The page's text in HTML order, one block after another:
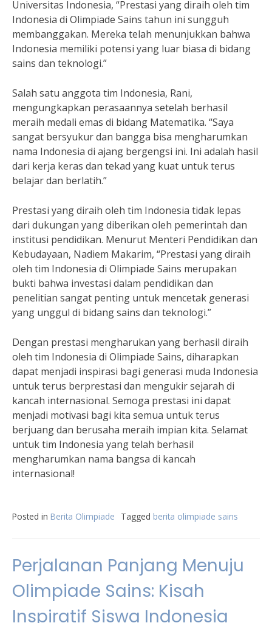
Universitas Indonesia, “Prestasi yang diraih oleh tim
Indonesia di Olimpiade Sains tahun ini sungguh
membanggakan. Mereka telah menunjukkan bahwa
Indonesia memiliki potensi yang luar biasa di bidang
sains dan teknologi.”
Salah satu anggota tim Indonesia, Rani,
mengungkapkan perasaannya setelah berhasil
meraih medali emas di bidang Matematika. “Saya
sangat bersyukur dan bangga bisa mengharumkan
nama Indonesia di ajang bergengsi ini. Ini adalah hasil
dari kerja keras dan tekad yang kuat untuk terus
belajar dan berlatih.”
Prestasi yang diraih oleh tim Indonesia tidak lepas
dari dukungan yang diberikan oleh pemerintah dan
institusi pendidikan. Menurut Menteri Pendidikan dan
Kebudayaan, Nadiem Makarim, “Prestasi yang diraih
oleh tim Indonesia di Olimpiade Sains merupakan
bukti bahwa investasi dalam pendidikan dan
penelitian sangat penting untuk mencetak generasi
yang unggul di bidang sains dan teknologi.”
Dengan prestasi mengharukan yang berhasil diraih
oleh tim Indonesia di Olimpiade Sains, diharapkan
dapat menjadi inspirasi bagi generasi muda Indonesia
untuk terus berprestasi dan mengukir sejarah di
kancah internasional. Semoga prestasi ini dapat
menjadi motivasi bagi kita semua untuk terus
berjuang dan berusaha meraih impian kita. Selamat
untuk tim Indonesia yang telah berhasil
mengharumkan nama bangsa di kancah
internasional!
Posted in Berita Olimpiade Tagged berita olimpiade sains
Perjalanan Panjang Menuju
Olimpiade Sains: Kisah
Inspiratif Siswa Indonesia